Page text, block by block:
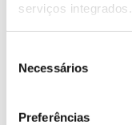
serviços integrados.
Necessários
Preferências